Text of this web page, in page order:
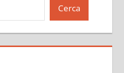
Cerca